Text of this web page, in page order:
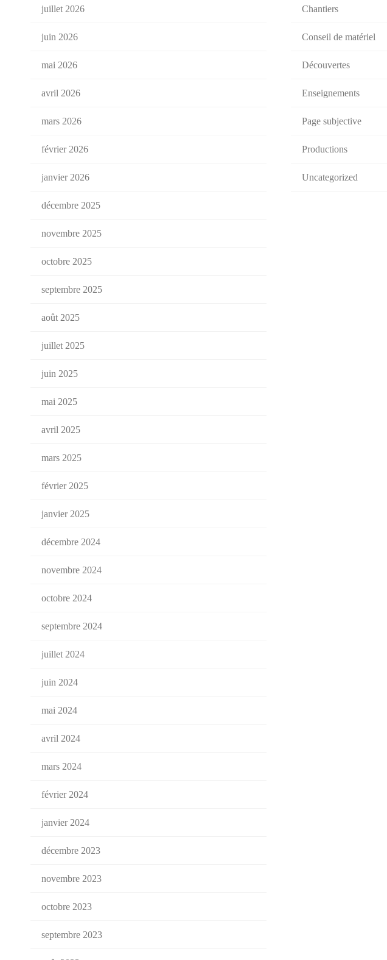
juillet 2026
juin 2026
mai 2026
avril 2026
mars 2026
février 2026
janvier 2026
décembre 2025
novembre 2025
octobre 2025
septembre 2025
août 2025
juillet 2025
juin 2025
mai 2025
avril 2025
mars 2025
février 2025
janvier 2025
décembre 2024
novembre 2024
octobre 2024
septembre 2024
juillet 2024
juin 2024
mai 2024
avril 2024
mars 2024
février 2024
janvier 2024
décembre 2023
novembre 2023
octobre 2023
septembre 2023
Chantiers
Conseil de matériel
Découvertes
Enseignements
Page subjective
Productions
Uncategorized